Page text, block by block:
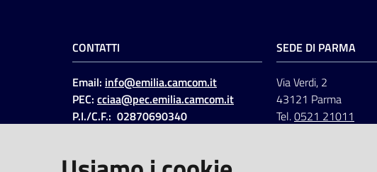
CONTATTI
Email: info@emilia.camcom.it
PEC: cciaa@pec.emilia.camcom.it
P.I./C.F.: 02870690340
Codice IPA: ccem
SEDE DI PARMA
Via Verdi, 2
43121 Parma
Tel.0521 21011